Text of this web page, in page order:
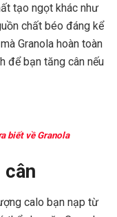
tạo ngọt khác như
chất béo đáng kể
Granola hoàn toàn
để bạn tăng cân nếu
biết về Granola
cân
calo bạn nạp từ